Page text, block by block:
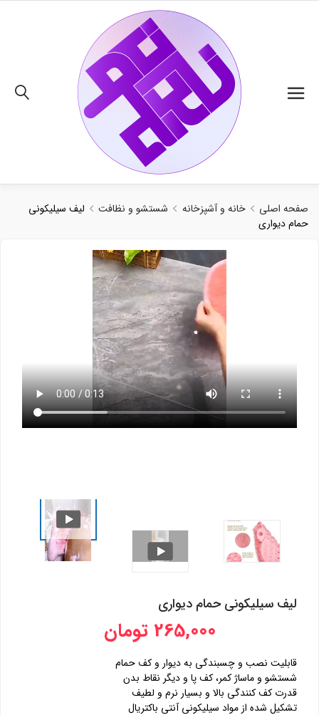
صفحه اصلی خانه و آشپزخانه شستشو و نظافت
لیف سیلیکونی
حمام دیواری
لیف سیلیکونی حمام دیواری
265,000 تومان
قابلیت نصب و چسبندگی به دیوار و کف حمام
شستشو و ماساژ کمر، کف پا و دیگر نقاط بدن
قدرت کف کنندگی بالا و بسیار نرم و لطیف
تشکیل شده از مواد سیلیکونی آنتی باکتریال